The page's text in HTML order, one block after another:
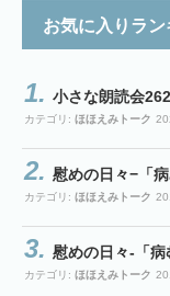
お気に入りラン
小さな朗読会
カテゴリ: ほほえみトーク
慰めの日々−「
カテゴリ: ほほえみトーク
慰めの日々-「病
カテゴリ: ほほえみトーク